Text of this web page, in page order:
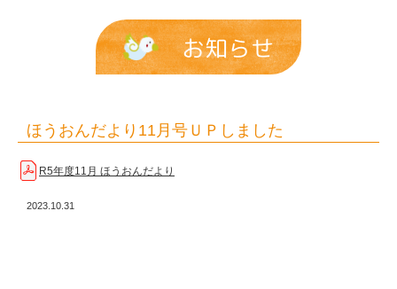
た
|
報
保
お知らせ
ほうおんだより11月号ＵＰしました
R5年度11月 ほうおんだより
2023.10.31